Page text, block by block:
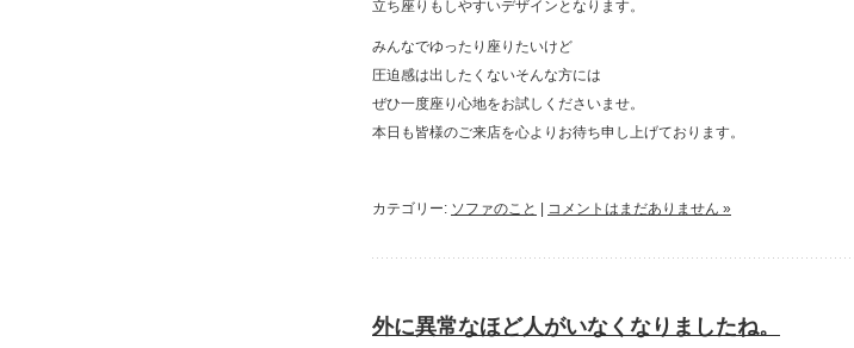
立ち座りもしやすいデザインとなります。
みんなでゆったり座りたいけど
圧迫感は出したくないそんな方には
ぜひ一度座り心地をお試しくださいませ。
本日も皆様のご来店を心よりお待ち申し上げております。
カテゴリー: ソファのこと コメントはまだありません »
外に異常なほど人がいなくなりましたね。